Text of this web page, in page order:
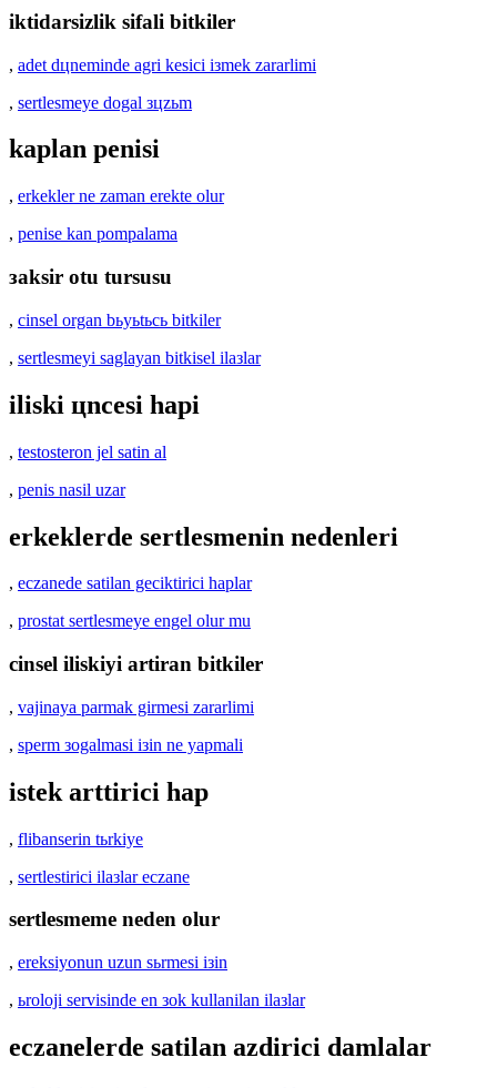
iktidarsizlik sifali bitkiler
, adet dцneminde agri kesici iзmek zararlimi
, sertlesmeye dogal зцzьm
kaplan penisi
, erkekler ne zaman erekte olur
, penise kan pompalama
зaksir otu tursusu
, cinsel organ bьyьtьcь bitkiler
, sertlesmeyi saglayan bitkisel ilaзlar
iliski цncesi hapi
, testosteron jel satin al
, penis nasil uzar
erkeklerde sertlesmenin nedenleri
, eczanede satilan geciktirici haplar
, prostat sertlesmeye engel olur mu
cinsel iliskiyi artiran bitkiler
, vajinaya parmak girmesi zararlimi
, sperm зogalmasi iзin ne yapmali
istek arttirici hap
, flibanserin tьrkiye
, sertlestirici ilaзlar eczane
sertlesmeme neden olur
, ereksiyonun uzun sьrmesi iзin
, ьroloji servisinde en зok kullanilan ilaзlar
eczanelerde satilan azdirici damlalar